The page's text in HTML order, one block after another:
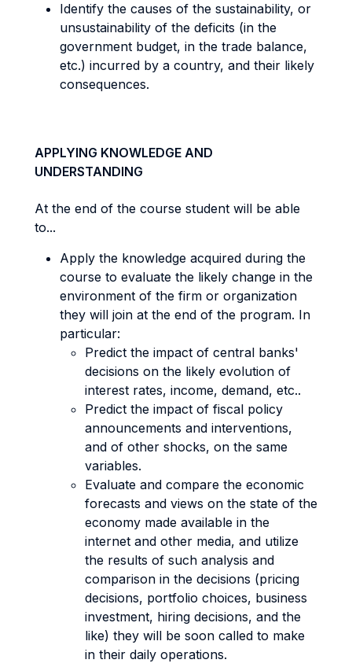
Identify the causes of the sustainability, or
unsustainability of the deficits (in the
government budget, in the trade balance,
etc.) incurred by a country, and their likely
consequences.
APPLYING KNOWLEDGE AND
UNDERSTANDING
At the end of the course student will be able
to...
Apply the knowledge acquired during the
course to evaluate the likely change in the
environment of the firm or organization
they will join at the end of the program. In
particular:
Predict the impact of central banks'
decisions on the likely evolution of
interest rates, income, demand, etc..
Predict the impact of fiscal policy
announcements and interventions,
and of other shocks, on the same
variables.
Evaluate and compare the economic
forecasts and views on the state of the
economy made available in the
internet and other media, and utilize
the results of such analysis and
comparison in the decisions (pricing
decisions, portfolio choices, business
investment, hiring decisions, and the
like) they will be soon called to make
in their daily operations.